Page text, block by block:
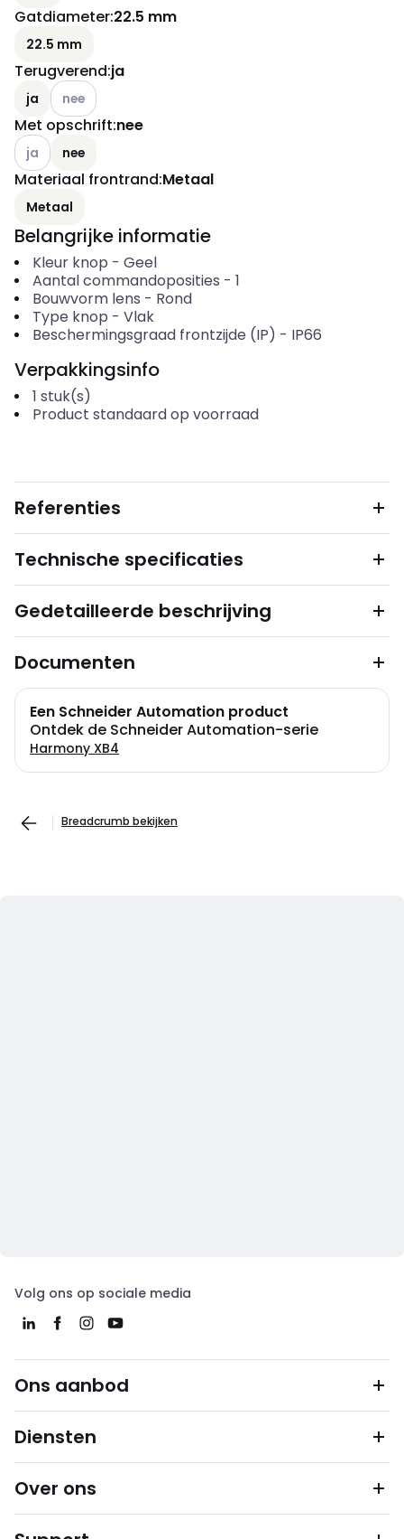
Gatdiameter:22.5 mm
22.5 mm
Terugverend:ja
ja Andere varianten (Huidige combinatie niet mogelijk)
nee
Met opschrift:nee
Andere varianten (Huidige combinatie niet mogelijk)
ja nee
Materiaal frontrand:Metaal
Metaal
Belangrijke informatie
Kleur knop - Geel
Aantal commandoposities - 1
Bouwvorm lens - Rond
Type knop - Vlak
Beschermingsgraad frontzijde (IP) - IP66
Verpakkingsinfo
1 stuk(s)
Product standaard op voorraad
Referenties
Technische specificaties
Gedetailleerde beschrijving
Documenten
Een Schneider Automation product
Ontdek de Schneider Automation-serie
Harmony XB4
Breadcrumb bekijken
Volg ons op sociale media
Ons aanbod
Diensten
Over ons